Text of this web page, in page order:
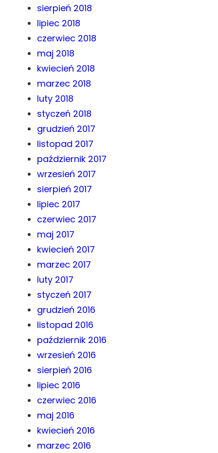
sierpień 2018
lipiec 2018
czerwiec 2018
maj 2018
kwiecień 2018
marzec 2018
luty 2018
styczeń 2018
grudzień 2017
listopad 2017
październik 2017
wrzesień 2017
sierpień 2017
lipiec 2017
czerwiec 2017
maj 2017
kwiecień 2017
marzec 2017
luty 2017
styczeń 2017
grudzień 2016
listopad 2016
październik 2016
wrzesień 2016
sierpień 2016
lipiec 2016
czerwiec 2016
maj 2016
kwiecień 2016
marzec 2016